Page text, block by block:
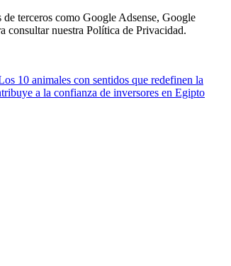
terceros como Google Adsense, Google
consultar nuestra Política de Privacidad.
10 animales con sentidos que redefinen la
a la confianza de inversores en Egipto